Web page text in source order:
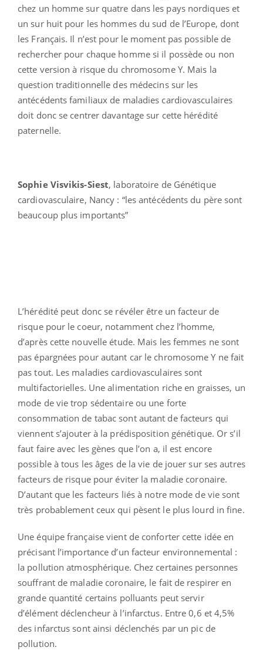
chez un homme sur quatre dans les pays nordiques et
un sur huit pour les hommes du sud de l’Europe, dont
les Français. Il n’est pour le moment pas possible de
rechercher pour chaque homme si il possède ou non
cette version à risque du chromosome Y. Mais la
question traditionnelle des médecins sur les
antécédents familiaux de maladies cardiovasculaires
doit donc se centrer davantage sur cette hérédité
paternelle.
Sophie Visvikis-Siest, laboratoire de Génétique
cardiovasculaire, Nancy : “les antécédents du père sont
beaucoup plus importants”
L’hérédité peut donc se révéler être un facteur de
risque pour le coeur, notamment chez l’homme,
d’après cette nouvelle étude. Mais les femmes ne sont
pas épargnées pour autant car le chromosome Y ne fait
pas tout. Les maladies cardiovasculaires sont
multifactorielles. Une alimentation riche en graisses, un
mode de vie trop sédentaire ou une forte
consommation de tabac sont autant de facteurs qui
viennent s’ajouter à la prédisposition génétique. Or s’il
faut faire avec les gènes que l’on a, il est encore
possible à tous les âges de la vie de jouer sur ses autres
facteurs de risque pour éviter la maladie coronaire.
D’autant que les facteurs liés à notre mode de vie sont
très probablement ceux qui pèsent le plus lourd in fine.
Une équipe française vient de conforter cette idée en
précisant l’importance d’un facteur environnemental :
la pollution atmosphérique. Chez certaines personnes
souffrant de maladie coronaire, le fait de respirer en
grande quantité certains polluants peut servir
d’élément déclencheur à l’infarctus. Entre 0,6 et 4,5%
des infarctus sont ainsi déclenchés par un pic de
pollution.